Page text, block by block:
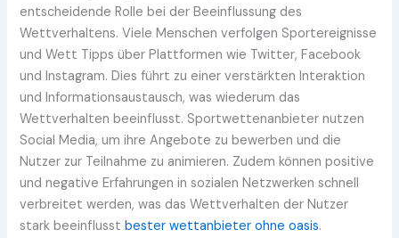
entscheidende Rolle bei der Beeinflussung des
Wettverhaltens. Viele Menschen verfolgen Sportereignisse
und Wett Tipps über Plattformen wie Twitter, Facebook
und Instagram. Dies führt zu einer verstärkten Interaktion
und Informationsaustausch, was wiederum das
Wettverhalten beeinflusst. Sportwettenanbieter nutzen
Social Media, um ihre Angebote zu bewerben und die
Nutzer zur Teilnahme zu animieren. Zudem können positive
und negative Erfahrungen in sozialen Netzwerken schnell
verbreitet werden, was das Wettverhalten der Nutzer
stark beeinflusstbester wettanbieter ohne oasis.